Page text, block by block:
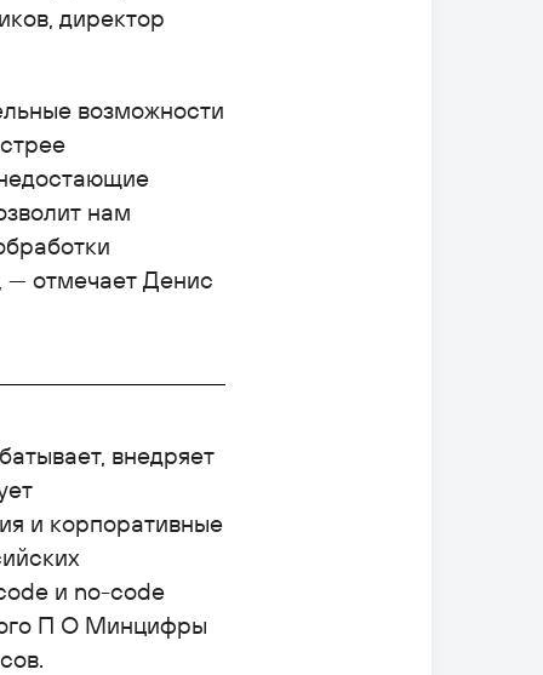
директор
возможности
нам
отмечает Денис
внедряет
и корпоративные
и no-code
П О Минцифры